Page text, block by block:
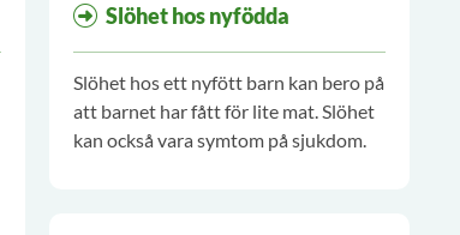
Slöhet hos nyfödda
Slöhet hos ett nyfött barn kan bero på
att barnet har fått för lite mat. Slöhet
kan också vara symtom på sjukdom.